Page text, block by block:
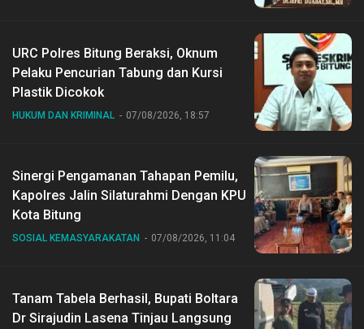
URC Polres Bitung Beraksi, Oknum
Pelaku Pencurian Tabung dan Kursi
Plastik Dicokok
HUKUM DAN KRIMINAL 07/08/2026, 18:57
Sinergi Pengamanan Tahapan Pemilu,
Kapolres Jalin Silaturahmi Dengan KPU
Kota Bitung
SOSIAL KEMASYARAKATAN 07/08/2026, 11:04
Tanam Tabela Berhasil, Bupati Boltara
Dr Sirajudin Lasena Tinjau Langsung